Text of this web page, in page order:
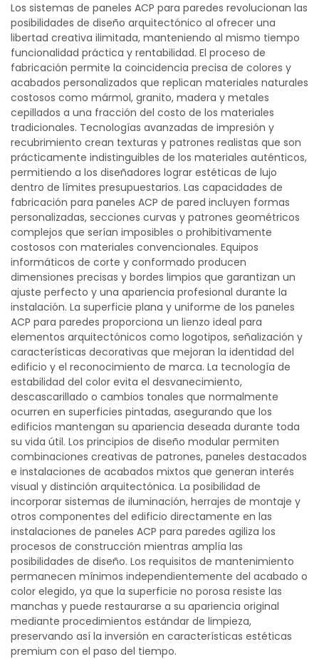
Los sistemas de paneles ACP para paredes revolucionan las
posibilidades de diseño arquitectónico al ofrecer una
libertad creativa ilimitada, manteniendo al mismo tiempo
funcionalidad práctica y rentabilidad. El proceso de
fabricación permite la coincidencia precisa de colores y
acabados personalizados que replican materiales naturales
costosos como mármol, granito, madera y metales
cepillados a una fracción del costo de los materiales
tradicionales. Tecnologías avanzadas de impresión y
recubrimiento crean texturas y patrones realistas que son
prácticamente indistinguibles de los materiales auténticos,
permitiendo a los diseñadores lograr estéticas de lujo
dentro de límites presupuestarios. Las capacidades de
fabricación para paneles ACP de pared incluyen formas
personalizadas, secciones curvas y patrones geométricos
complejos que serían imposibles o prohibitivamente
costosos con materiales convencionales. Equipos
informáticos de corte y conformado producen
dimensiones precisas y bordes limpios que garantizan un
ajuste perfecto y una apariencia profesional durante la
instalación. La superficie plana y uniforme de los paneles
ACP para paredes proporciona un lienzo ideal para
elementos arquitectónicos como logotipos, señalización y
características decorativas que mejoran la identidad del
edificio y el reconocimiento de marca. La tecnología de
estabilidad del color evita el desvanecimiento,
descascarillado o cambios tonales que normalmente
ocurren en superficies pintadas, asegurando que los
edificios mantengan su apariencia deseada durante toda
su vida útil. Los principios de diseño modular permiten
combinaciones creativas de patrones, paneles destacados
e instalaciones de acabados mixtos que generan interés
visual y distinción arquitectónica. La posibilidad de
incorporar sistemas de iluminación, herrajes de montaje y
otros componentes del edificio directamente en las
instalaciones de paneles ACP para paredes agiliza los
procesos de construcción mientras amplía las
posibilidades de diseño. Los requisitos de mantenimiento
permanecen mínimos independientemente del acabado o
color elegido, ya que la superficie no porosa resiste las
manchas y puede restaurarse a su apariencia original
mediante procedimientos estándar de limpieza,
preservando así la inversión en características estéticas
premium con el paso del tiempo.